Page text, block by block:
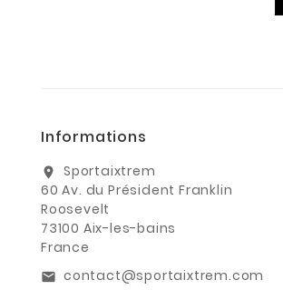
Informations
location_on
Sportaixtrem
60 Av. du Président Franklin
Roosevelt
73100 Aix-les-bains
France
email contact@sportaixtrem.com